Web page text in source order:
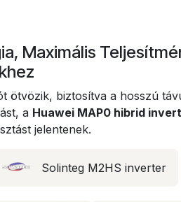
Maximális
ötvözik, biztosítva a hosszú
a Huawei MAP0 hibrid
jelentenek.
Solinteg M2HS inverter